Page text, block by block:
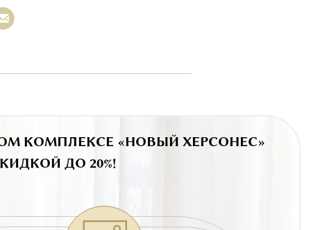
КОМПЛЕКСЕ «НОВЫЙ ХЕРСОНЕС»
ДО 20%!